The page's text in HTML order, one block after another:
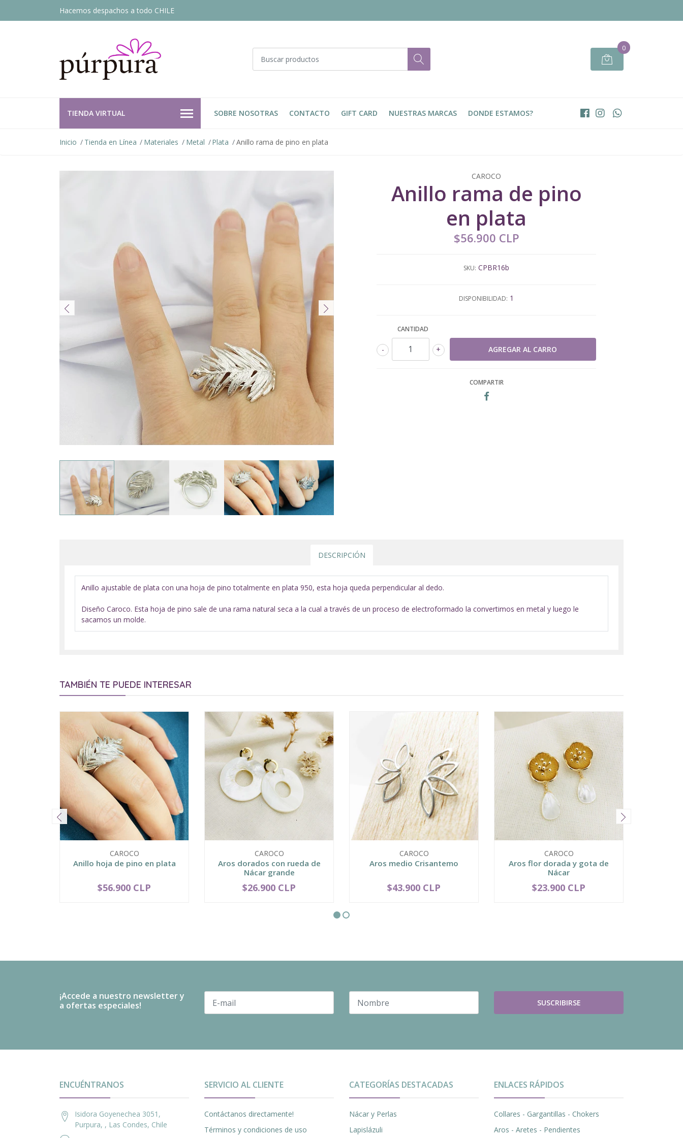
Hacemos despachos a todo CHILE
0
TIENDA VIRTUAL SOBRE NOSOTRAS CONTACTO GIFT CARD NUESTRAS MARCAS DONDE ESTAMOS?
Inicio Tienda en Línea Materiales Metal Plata Anillo rama de pino en plata
CAROCO
Anillo rama de pino
en plata
$56.900 CLP
SKU: CPBR16b
DISPONIBILIDAD: 1
CANTIDAD
+
-
COMPARTIR
DESCRIPCIÓN
Anillo ajustable de plata con una hoja de pino totalmente en plata 950, esta hoja queda perpendicular al dedo.
Diseño Caroco. Esta hoja de pino sale de una rama natural seca a la cual a través de un proceso de electroformado la convertimos en metal y luego le
sacamos un molde.
TAMBIÉN TE PUEDE INTERESAR
CAROCO
Anillo hoja de pino en plata
+
$56.900 CLP
CAROCO
Aros dorados con rueda de
Nácar grande
+
$26.900 CLP
CAROCO
Aros medio Crisantemo
+
$43.900 CLP
CAROCO
Aros flor dorada y gota de
Nácar
+
$23.900 CLP
¡Accede a nuestro newsletter y
a ofertas especiales!
SUSCRIBIRSE
ENCUÉNTRANOS
Isidora Goyenechea 3051,
Purpura, , Las Condes, Chile
SERVICIO AL CLIENTE
Contáctanos directamente!
Términos y condiciones de uso
CATEGORÍAS DESTACADAS
Nácar y Perlas
Lapislázuli
ENLACES RÁPIDOS
Collares - Gargantillas - Chokers
Aros - Aretes - Pendientes